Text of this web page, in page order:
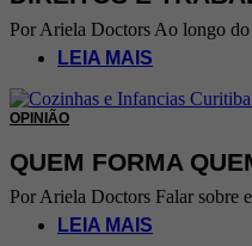
Por Ariela Doctors Ao longo do
LEIA MAIS
OPINIÃO
QUEM FORMA
Por Ariela Doctors Falar sobre
LEIA MAIS